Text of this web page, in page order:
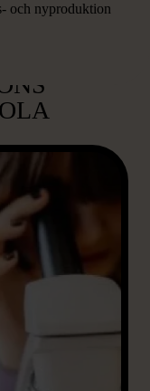
och nyproduktion
PÅ